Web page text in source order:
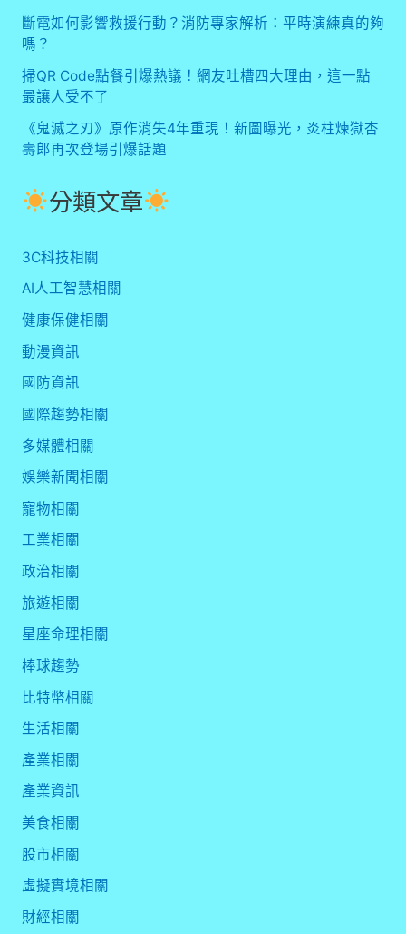
斷電如何影響救援行動？消防專家解析：平時演練真的夠
嗎？
掃QR Code點餐引爆熱議！網友吐槽四大理由，這一點
最讓人受不了
《鬼滅之刃》原作消失4年重現！新圖曝光，炎柱煉獄杏
壽郎再次登場引爆話題
分類文章
3C科技相關
AI人工智慧相關
健康保健相關
動漫資訊
國防資訊
國際趨勢相關
多媒體相關
娛樂新聞相關
寵物相關
工業相關
政治相關
旅遊相關
星座命理相關
棒球趨勢
比特幣相關
生活相關
產業相關
產業資訊
美食相關
股市相關
虛擬實境相關
財經相關